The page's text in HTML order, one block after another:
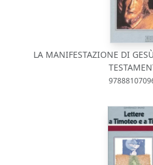
LA MANIFESTAZIONE DI